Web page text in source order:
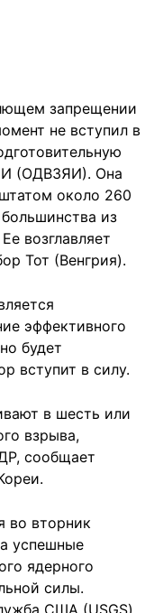
запрещении
не вступил в
(ОДВЗЯИ). Она
около 260
из
возглавляет
Тот (Венгрия).
эффективного
будет
вступит в силу.
в шесть или
взрыва,
сообщает
во вторник
успешные
ядерного
силы.
США (USGS)